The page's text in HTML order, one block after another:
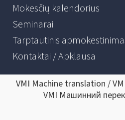
Mokesčių kalendorius
Seminarai
Tarptautinis
Kontaktai / Apklausa
VMI Machine translation /
VMI Машинний